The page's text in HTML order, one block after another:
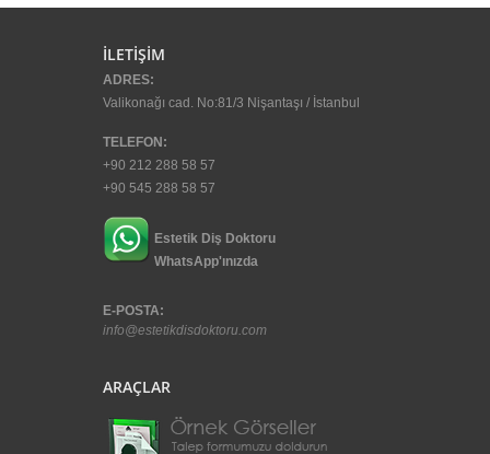
İLETİŞİM
ADRES:
Valikonağı cad. No:81/3 Nişantaşı / İstanbul
TELEFON:
+90 212 288 58 57
+90 545 288 58 57
Estetik Diş Doktoru
WhatsApp'ınızda
E-POSTA:
info@estetikdisdoktoru.com
ARAÇLAR